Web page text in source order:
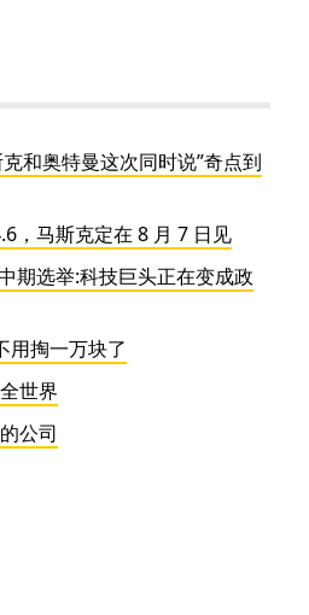
和奥特曼这次同时说”奇点到
，马斯克定在 8 月 7 日见
期选举:科技巨头正在变成政
用掏一万块了
世界
公司